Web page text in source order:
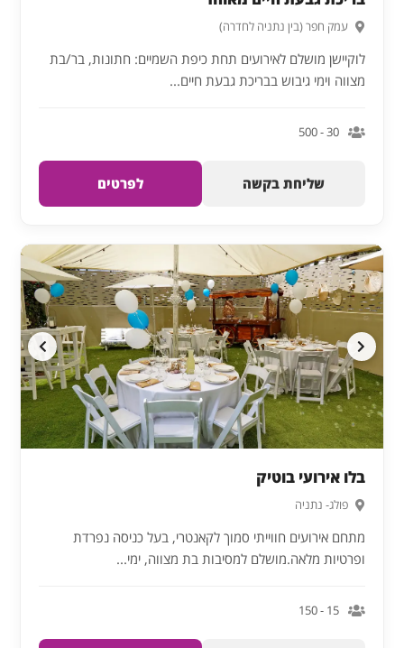
עמק חפר (בין נתניה לחדרה)
לוקיישן מושלם לאירועים תחת כיפת השמיים: חתונות, בר/בת
מצווה וימי גיבוש בבריכת גבעת חיים...
30 - 500
שליחת בקשה לפרטים
בלו אירועי בוטיק
פולג- נתניה
מתחם אירועים חווייתי סמוך לקאנטרי, בעל כניסה נפרדת
ופרטיות מלאה.מושלם למסיבות בת מצווה, ימי...
15 - 150